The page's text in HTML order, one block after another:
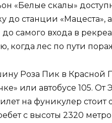
«Белые скалы»
до станции «Мацеста»,
до самого входа в
когда лес по пути
Роза Пик в Красной
или автобусе 105.
на фуникулер стоит
с высоты 2320